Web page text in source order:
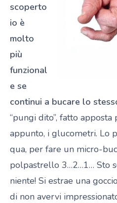
scoperto
io è
molto
più
funzional
e se
continui a bucare lo
“pungi dito”, fatto
appunto, i glucometri. Lo
qua, per fare un micro-
polpastrello 3…2…1… Sto
niente! Si estrae una
di non avervi